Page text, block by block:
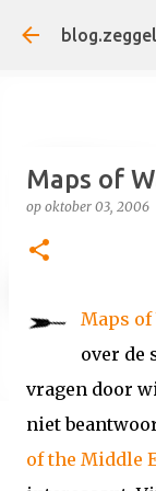
Maps of
op oktober 03, 2006
Maps of
over de
vragen door
niet
of the Middle